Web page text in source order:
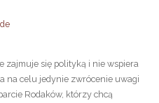
zajmuje się polityką i nie wspiera
na celu jedynie zwrócenie uwagi
Rodaków, którzy chcą